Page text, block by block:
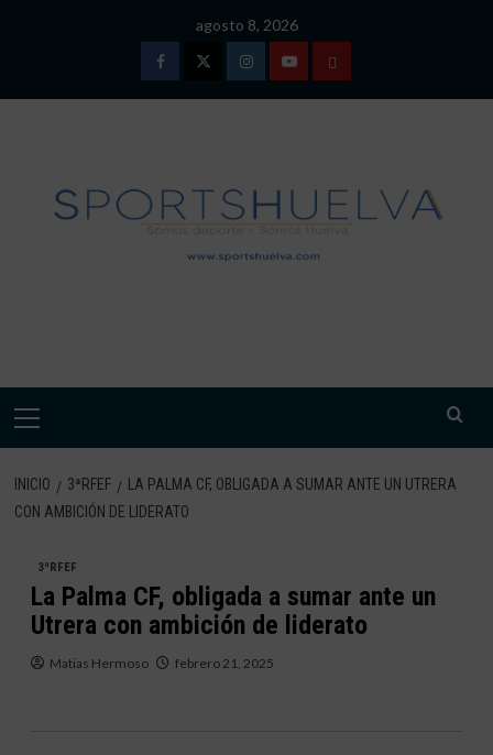
agosto 8, 2026
FacebookTwitterInstagramYoutubeTÉRMINOS
DE
USO
Menú
INICIO 3ªRFEF
LA PALMA CF, OBLIGADA A SUMAR ANTE UN UTRERA
CON AMBICIÓN DE LIDERATO
3ªRFEF
La Palma CF, obligada a sumar ante un
Utrera con ambición de liderato
Matias Hermoso febrero 21, 2025